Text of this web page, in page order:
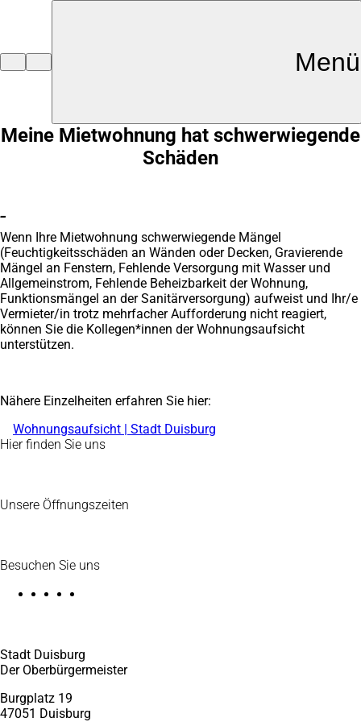
Menü
Meine Mietwohnung hat schwerwiegende
Schäden
-
Wenn Ihre Mietwohnung schwerwiegende Mängel
(Feuchtigkeitsschäden an Wänden oder Decken, Gravierende
Mängel an Fenstern, Fehlende Versorgung mit Wasser und
Allgemeinstrom, Fehlende Beheizbarkeit der Wohnung,
Funktionsmängel an der Sanitärversorgung) aufweist und Ihr/e
Vermieter/in trotz mehrfacher Aufforderung nicht reagiert,
können Sie die Kollegen*innen der Wohnungsaufsicht
unterstützen.
Nähere Einzelheiten erfahren Sie hier:
Wohnungsaufsicht | Stadt Duisburg
Fußbereich
Hier finden Sie uns
Unsere Öffnungszeiten
Besuchen Sie uns
Stadt Duisburg
Der Oberbürgermeister
Burgplatz 19
47051 Duisburg